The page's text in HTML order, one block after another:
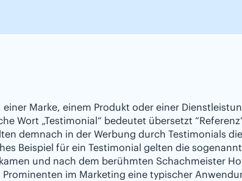
Marke, einem Produkt oder einer
Wort „Testimonial“ bedeutet übersetzt
demnach in der Werbung durch Testimonials
Beispiel für ein Testimonial gelten die
und nach dem berühmten Schachmeister
im Marketing eine typischer